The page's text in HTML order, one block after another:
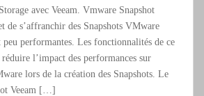
avec Veeam. Vmware Snapshot
de s’affranchir des Snapshots VMware
peu performantes. Les fonctionnalités de ce
l’impact des performances sur
lors de la création des Snapshots. Le
Veeam […]